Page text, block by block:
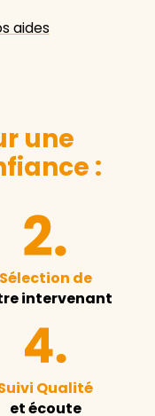
aides
une
:
Sélection de
intervenant
Qualité
et écoute